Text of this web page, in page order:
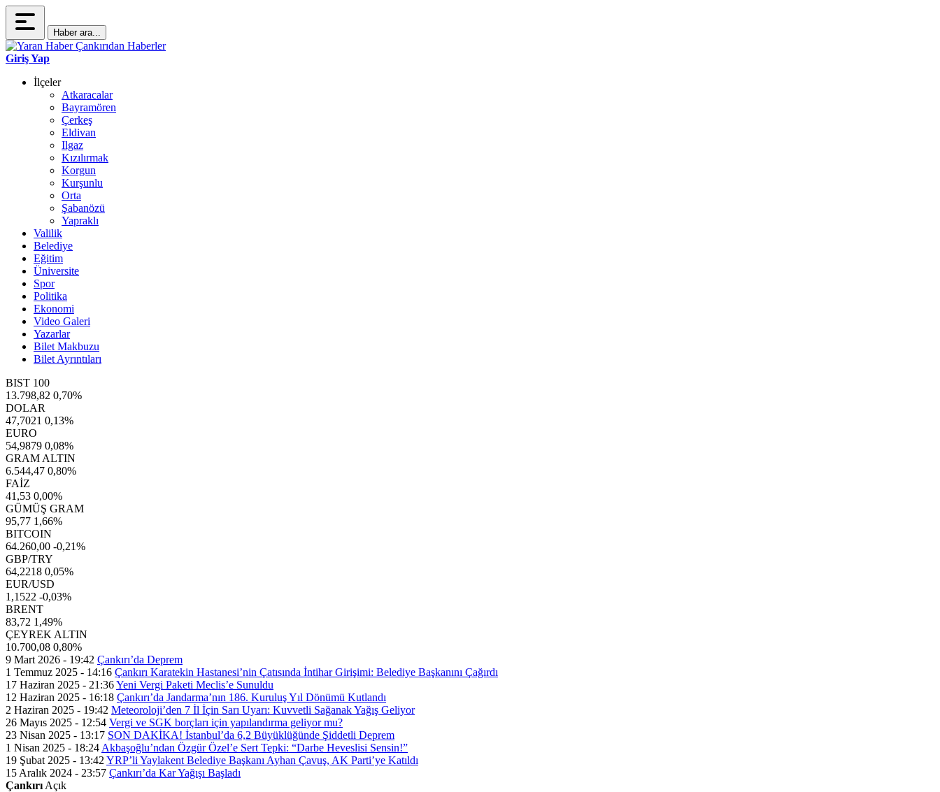
Haber ara...
Giriş Yap
İlçeler
Atkaracalar
Bayramören
Çerkeş
Eldivan
Ilgaz
Kızılırmak
Korgun
Kurşunlu
Orta
Şabanözü
Yapraklı
Valilik
Belediye
Eğitim
Üniversite
Spor
Politika
Ekonomi
Video Galeri
Yazarlar
Bilet Makbuzu
Bilet Ayrıntıları
BIST 100
13.798,82 0,70%
DOLAR
47,7021 0,13%
EURO
54,9879 0,08%
GRAM ALTIN
6.544,47 0,80%
FAİZ
41,53 0,00%
GÜMÜŞ GRAM
95,77 1,66%
BITCOIN
64.260,00 -0,21%
GBP/TRY
64,2218 0,05%
EUR/USD
1,1522 -0,03%
BRENT
83,72 1,49%
ÇEYREK ALTIN
10.700,08 0,80%
9 Mart 2026 - 19:42 Çankırı’da Deprem
1 Temmuz 2025 - 14:16 Çankırı Karatekin Hastanesi’nin Çatısında İntihar Girişimi: Belediye Başkanını Çağırdı
17 Haziran 2025 - 21:36Yeni Vergi Paketi Meclis’e Sunuldu
12 Haziran 2025 - 16:18 Çankırı’da Jandarma’nın 186. Kuruluş Yıl Dönümü Kutlandı
2 Haziran 2025 - 19:42 Meteoroloji’den 7 İl İçin Sarı Uyarı: Kuvvetli Sağanak Yağış Geliyor
26 Mayıs 2025 - 12:54 Vergi ve SGK borçları için yapılandırma geliyor mu?
23 Nisan 2025 - 13:17 SON DAKİKA! İstanbul’da 6,2 Büyüklüğünde Şiddetli Deprem
1 Nisan 2025 - 18:24 Akbaşoğlu’ndan Özgür Özel’e Sert Tepki: “Darbe Heveslisi Sensin!”
19 Şubat 2025 - 13:42 YRP’li Yaylakent Belediye Başkanı Ayhan Çavuş, AK Parti’ye Katıldı
15 Aralık 2024 - 23:57 Çankırı’da Kar Yağışı Başladı
Çankırı Açık